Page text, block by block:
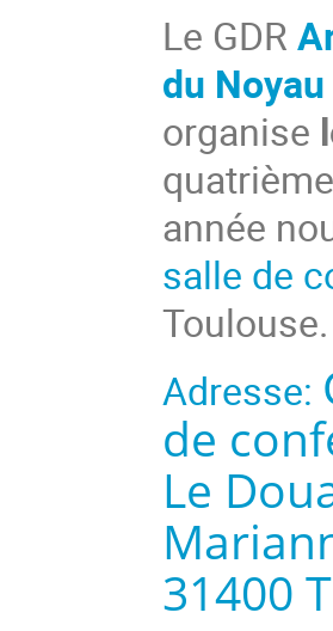
Le GDR
du
organise
quatrième
année
salle de
Toulouse.
Adresse:
de
Le
31400